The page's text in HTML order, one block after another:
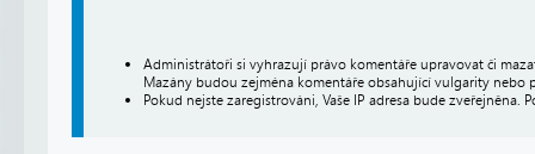
Administrátoři si vyhrazují právo komentáře upravovat či
Mazány budou zejména komentáře obsahující vulgarity nebo
Pokud nejste zaregistrováni, Vaše IP adresa bude